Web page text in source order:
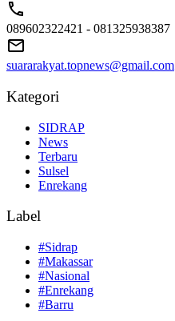
089602322421 - 081325938387
suararakyat.topnews@gmail.com
Kategori
SIDRAP
News
Terbaru
Sulsel
Enrekang
Label
#Sidrap
#Makassar
#Nasional
#Enrekang
#Barru